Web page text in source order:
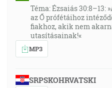
25:33
Kým ešte aj bocian na
časy, a hrdlička,
svojho príchodu; ale
Hospodinovho. [Jr 8:7]
26:02
Téma: Ézsaiás 30:8–13:
az Ő prófétáihoz
fiakhoz, akik nem
utasításainak!«
MP3
SRPSKOHRVATSKI